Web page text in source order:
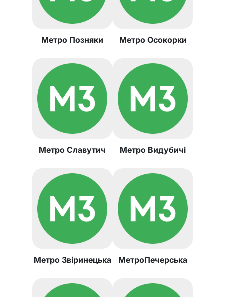
Метро Позняки Метро Осокорки
Метро Славутич Метро Видубичі
Метро Звіринецька МетроПечерська